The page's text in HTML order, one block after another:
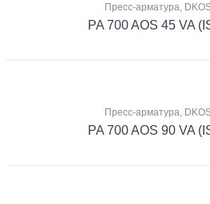
Пресс-арматура,
PA 700 AOS 45 VA
Пресс-арматура,
PA 700 AOS 90 VA